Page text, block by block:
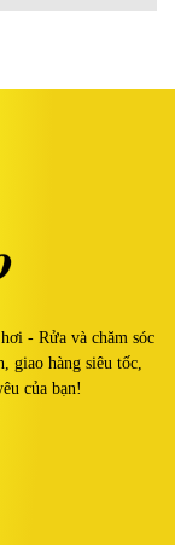
- Rửa và chăm sóc
giao hàng siêu tốc,
của bạn!